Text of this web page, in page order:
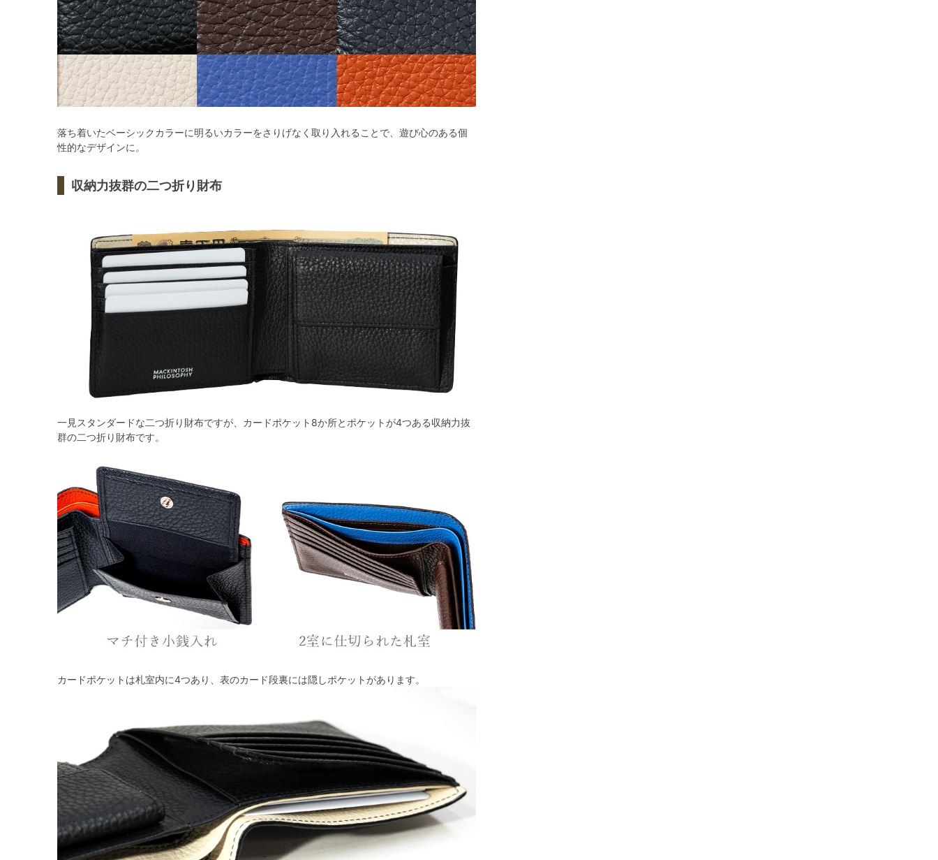
落ち着いたベーシックカラーに明るいカラーをさりげなく取り入れることで、遊び心のある個
性的なデザインに。
収納力抜群の二つ折り財布
一見スタンダードな二つ折り財布ですが、カードポケット8か所とポケットが4つある収納力抜
群の二つ折り財布です。
カードポケットは札室内に4つあり、表のカード段裏には隠しポケットがあります。